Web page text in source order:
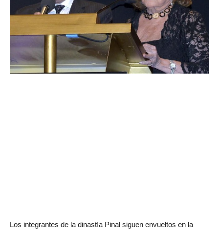
Los integrantes de la dinastía Pinal siguen envueltos en la